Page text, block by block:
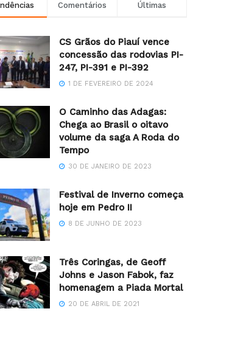
Comentários Últimas
CS Grãos do Piauí vence
concessão das rodovias PI-
247, PI-391 e PI-392
1 DE FEVEREIRO DE 2024
O Caminho das Adagas:
Chega ao Brasil o oitavo
volume da saga A Roda do
Tempo
30 DE JANEIRO DE 2023
Festival de Inverno começa
hoje em Pedro II
8 DE JUNHO DE 2023
Três Coringas, de Geoff
Johns e Jason Fabok, faz
homenagem a Piada Mortal
20 DE ABRIL DE 2021